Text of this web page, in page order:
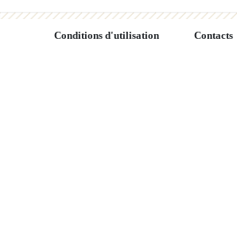
Conditions d'utilisation Contacts